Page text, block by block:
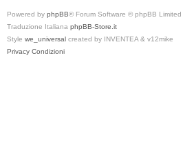
Powered by phpBB® Forum Software © phpBB Limited
Traduzione Italiana phpBB-Store.it
Style we_universal created by INVENTEA & v12mike
Privacy Condizioni